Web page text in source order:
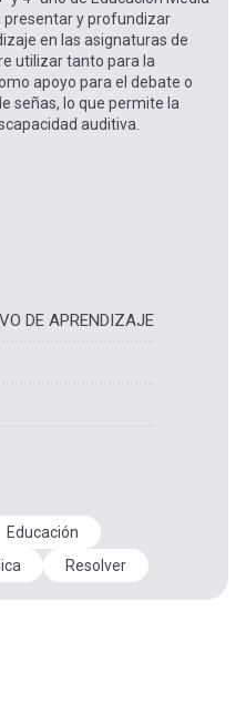
presentar y profundizar
en las asignaturas de
utilizar tanto para la
apoyo para el debate o
señas, lo que permite la
auditiva.
DE APRENDIZAJE
Educación
Resolver